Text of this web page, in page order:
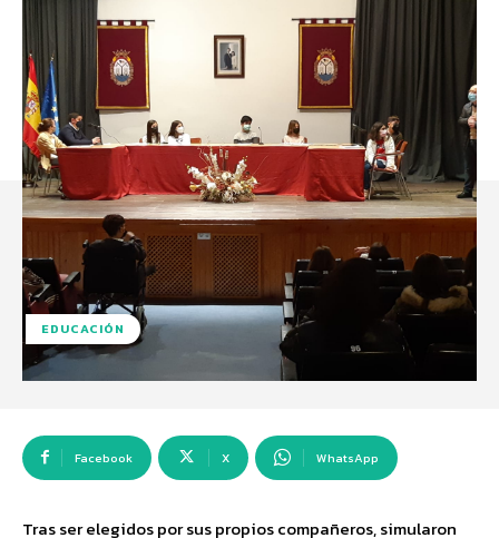
EDUCACIÓN
Facebook X WhatsApp
Tras ser elegidos por sus propios compañeros, simularon